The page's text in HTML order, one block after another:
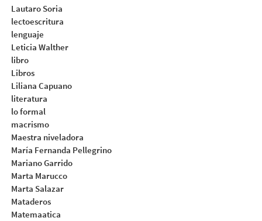
Lautaro Soria
lectoescritura
lenguaje
Leticia Walther
libro
Libros
Liliana Capuano
literatura
lo formal
macrismo
Maestra niveladora
María Fernanda Pellegrino
Mariano Garrido
Marta Marucco
Marta Salazar
Mataderos
Matemaatica